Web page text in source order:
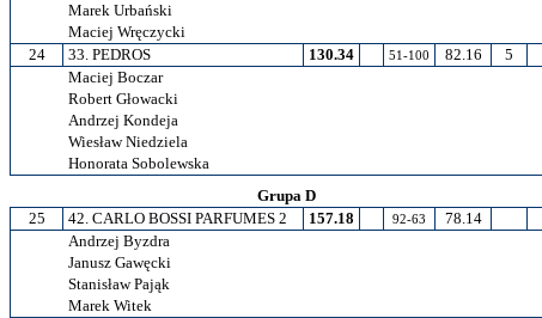
Marek Urbański
Maciej Wręczycki
24
33. PEDROS 130.34 51-100 82.16
5
Maciej Boczar
Robert Głowacki
Andrzej Kondeja
Wiesław Niedziela
Honorata Sobolewska
Grupa D
25
42. CARLO BOSSI PARFUMES 2 157.18 92-63
78.14
Andrzej Byzdra
Janusz Gawęcki
Stanisław Pająk
Marek Witek